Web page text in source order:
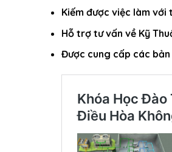
Kiếm được việc làm với
Hỗ trợ tư vấn về Kỹ
Được cung cấp các